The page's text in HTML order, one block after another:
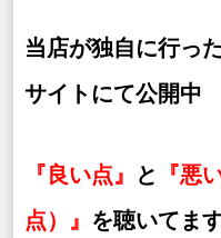
当店が独自に行っ
サイトにて公開中
『良い点』 と 『悪
点）』 を聴いてま